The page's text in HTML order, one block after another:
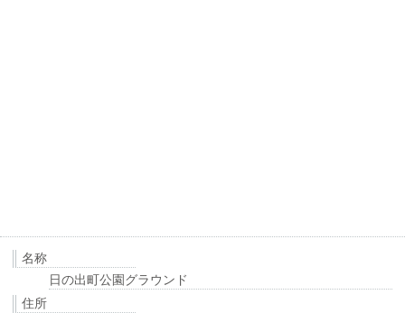
名称
日の出町公園グラウンド
住所